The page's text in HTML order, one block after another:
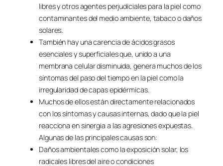
libres y otros agentes perjudiciales para la piel como
contaminantes del medio ambiente, tabaco o daños
solares.
También hay una carencia de ácidos grasos
esenciales y superficiales que, unido a una
membrana celular disminuida, genera muchos de los
síntomas del paso del tiempo en la piel como la
irregularidad de capas epidérmicas.
Muchos de ellos están directamente relacionados
con los síntomas y causas internas, dado que la piel
reacciona en sinergia a las agresiones expuestas.
Algunas de las principales causas son:
Daños ambientales como la exposición solar, los
radicales libres del aire o condiciones